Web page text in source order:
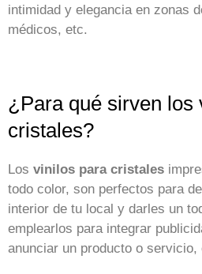
intimidad y elegancia en zonas
médicos, etc.
¿Para qué sirven los
cristales?
Los vinilos para cristales
todo color, son perfectos para
interior de tu local y darles un
emplearlos para integrar
anunciar un producto o servicio,